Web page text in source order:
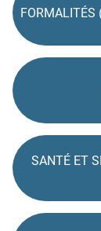
FORMALITÉS
SANTÉ ET